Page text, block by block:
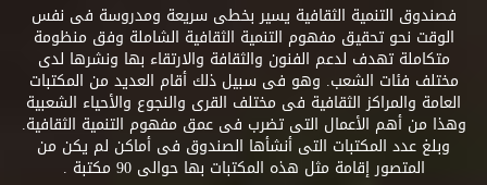
فصندوق التنمية الثقافية يسير بخطى سريعة ومدروسة فى نفس
الوقت نحو تحقيق مفهوم التنمية الثقافية الشاملة وفق منظومة
متكاملة تهدف لدعم الفنون والثقافة والارتقاء بها ونشرها لدى
مختلف فئات الشعب. وهو فى سبيل ذلك أقام العديد من المكتبات
العامة والمراكز الثقافية فى مختلف القرى والنجوع والأحياء الشعبية
وهذا من أهم الأعمال التى تضرب فى عمق مفهوم التنمية الثقافية.
وبلغ عدد المكتبات التى أنشأها الصندوق فى أماكن لم يكن من
المتصور إقامة مثل هذه المكتبات بها حوالى 90 مكتبة .